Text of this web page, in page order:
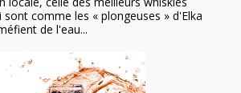
comme les « plongeuses » d'Elka
de l'eau...